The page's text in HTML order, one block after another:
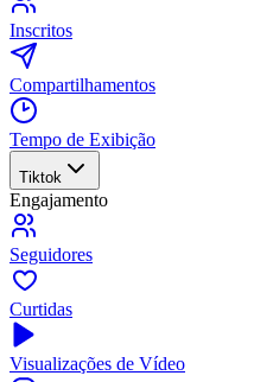
Inscritos
Compartilhamentos
Tempo de Exibição
Tiktok
Engajamento
Seguidores
Curtidas
Visualizações de Vídeo